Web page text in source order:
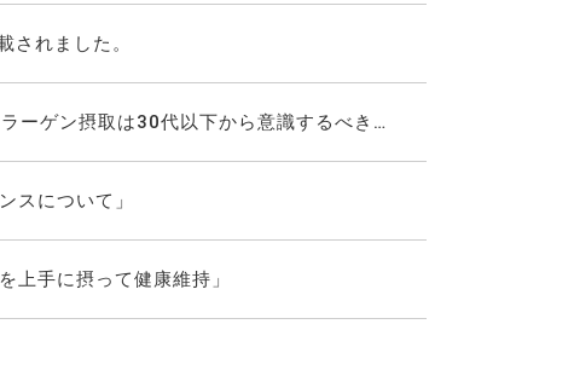
されました。
ーゲン摂取は30代以下から意識するべき…
スについて」
上手に摂って健康維持」